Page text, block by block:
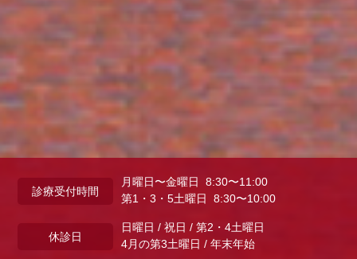
診療受付時間
月曜日〜金曜日 8:30〜11:00
第1・3・5土曜日 8:30〜10:00
休診日
日曜日 / 祝日 / 第2・4土曜日
4月の第3土曜日 / 年末年始